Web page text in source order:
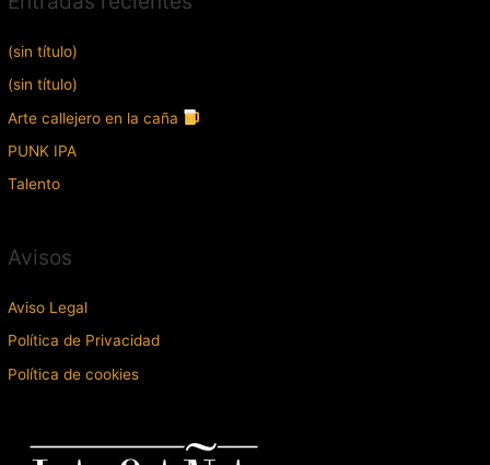
(sin título)
(sin título)
Arte callejero en la caña
PUNK IPA
Talento
Avisos
Aviso Legal
Política de Privacidad
Política de cookies